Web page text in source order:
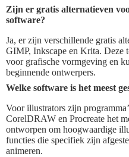
Zijn er gratis alternatieven
software?
Ja, er zijn verschillende gratis
GIMP, Inkscape en Krita. Deze
voor grafische vormgeving en
beginnende ontwerpers.
Welke software is het meest
Voor illustrators zijn
CorelDRAW en Procreate het
ontworpen om hoogwaardige
functies die specifiek zijn
animeren.